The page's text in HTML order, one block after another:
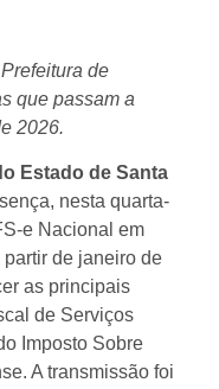
de
que passam a
2026.
Estado de Santa
nesta quarta-
e Nacional em
de janeiro de
as principais
de Serviços
Imposto Sobre
A transmissão foi